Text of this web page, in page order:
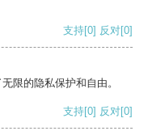
支持[0] 反对[0]
限的隐私保护和自由。
支持[0] 反对[0]